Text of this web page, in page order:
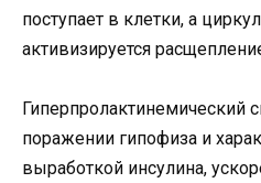
поступает в клетки, а
активизируется
Гиперпролактинемический
поражении гипофиза и
выработкой инсулина,